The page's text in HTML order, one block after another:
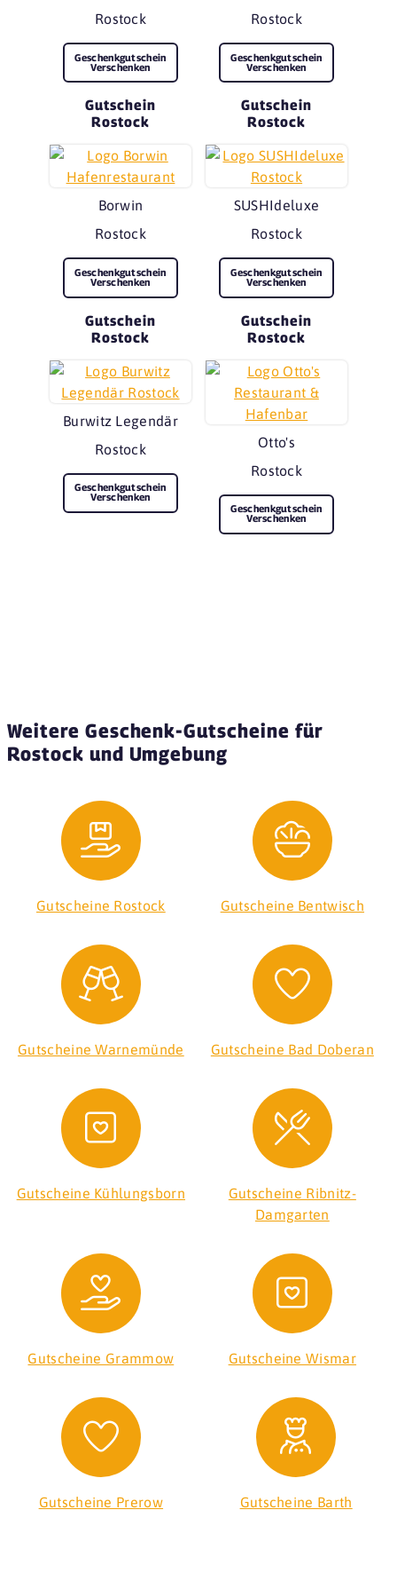
Rostock
Geschenkgutschein
Verschenken
Rostock
Geschenkgutschein
Verschenken
Gutschein
Rostock
Borwin
Rostock
Geschenkgutschein
Verschenken
Gutschein
Rostock
SUSHIdeluxe
Rostock
Geschenkgutschein
Verschenken
Gutschein
Rostock
Burwitz Legendär
Rostock
Geschenkgutschein
Verschenken
Gutschein
Rostock
Otto's
Rostock
Geschenkgutschein
Verschenken
Weitere Geschenk-Gutscheine für
Rostock und Umgebung
Gutscheine Rostock Gutscheine Bentwisch
Gutscheine Warnemünde Gutscheine Bad Doberan
Gutscheine Kühlungsborn
Gutscheine Ribnitz-
Damgarten
Gutscheine Grammow Gutscheine Wismar
Gutscheine Prerow Gutscheine Barth